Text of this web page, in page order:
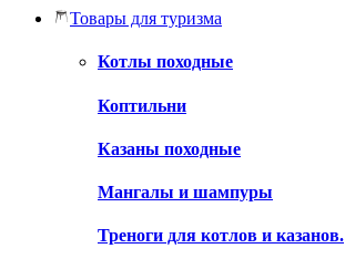
Товары для туризма
Котлы походные
Коптильни
Казаны походные
Мангалы и шампуры
Треноги для котлов и казанов.